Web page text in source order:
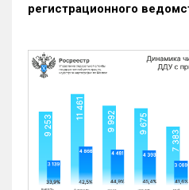
регистрационного